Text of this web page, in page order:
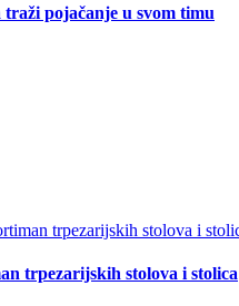
pojačanje u svom timu
trpezarijskih stolova i stolica